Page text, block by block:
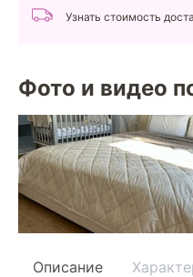
Узнать стоимость
Фото и видео
Описание